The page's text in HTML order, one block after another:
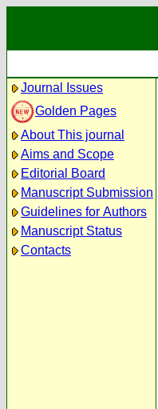
Journal Issues
Golden Pages
About This journal
Aims and Scope
Editorial Board
Manuscript Submission
Guidelines for Authors
Manuscript Status
Contacts